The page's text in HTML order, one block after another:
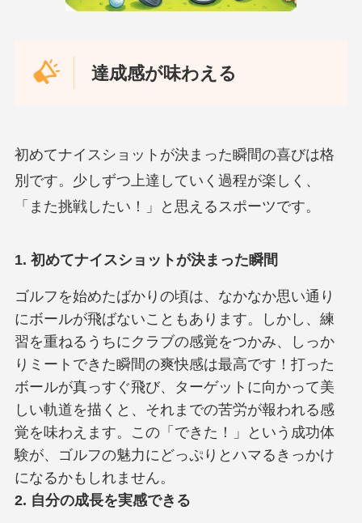
達成感が味わえる
初めてナイスショットが決まった瞬間の喜びは格
別です。少しずつ上達していく過程が楽しく、
「また挑戦したい！」と思えるスポーツです。
1. 初めてナイスショットが決まった瞬間
ゴルフを始めたばかりの頃は、なかなか思い通り
にボールが飛ばないこともあります。しかし、練
習を重ねるうちにクラブの感覚をつかみ、しっか
りミートできた瞬間の爽快感は最高です！打った
ボールが真っすぐ飛び、ターゲットに向かって美
しい軌道を描くと、それまでの苦労が報われる感
覚を味わえます。この「できた！」という成功体
験が、ゴルフの魅力にどっぷりとハマるきっかけ
になるかもしれません。
2. 自分の成長を実感できる